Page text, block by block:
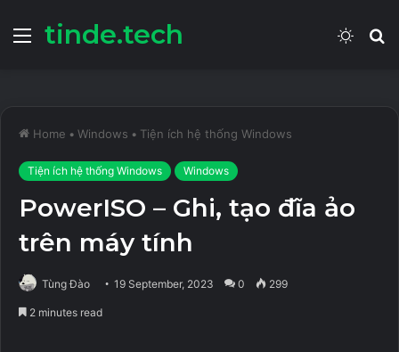
Menu
tinde.tech
Switch
Home • Windows • Tiện ích hệ thống Windows
Tiện ích hệ thống Windows Windows
PowerISO – Ghi, tạo đĩa ảo
trên máy tính
Tùng Đào 19 September, 2023 0 299
2 minutes read